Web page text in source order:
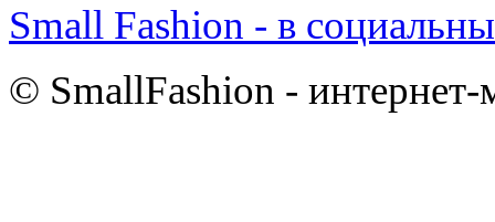
Small Fashion - в
© SmallFashion -